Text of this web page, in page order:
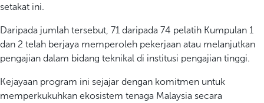
setakat ini.
Daripada jumlah tersebut, 71 daripada 74 pelatih Kumpulan 1
dan 2 telah berjaya memperoleh pekerjaan atau melanjutkan
pengajian dalam bidang teknikal di institusi pengajian tinggi.
Kejayaan program ini sejajar dengan komitmen untuk
memperkukuhkan ekosistem tenaga Malaysia secara